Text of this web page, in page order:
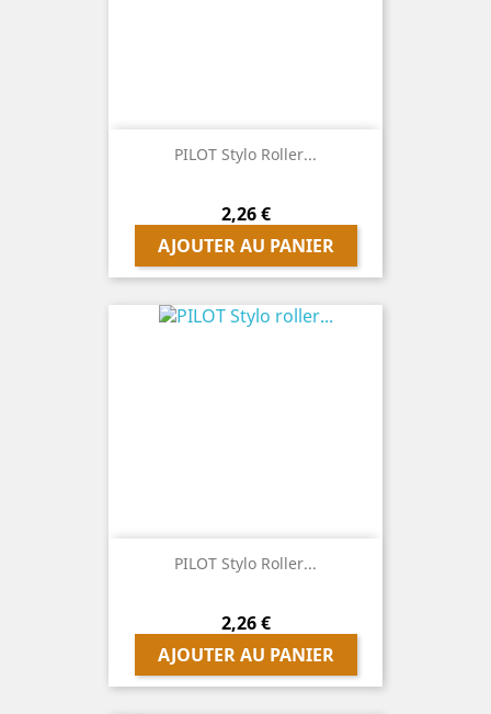
PILOT Stylo Roller...
Prix
2,26 €
AJOUTER AU PANIER
PILOT Stylo Roller...
Prix
2,26 €
AJOUTER AU PANIER